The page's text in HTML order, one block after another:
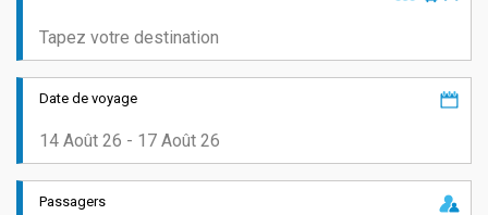
Date de voyage
Passagers